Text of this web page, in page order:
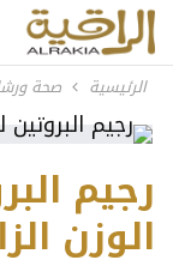
الرئيسية صحة
رجيم
الوزن